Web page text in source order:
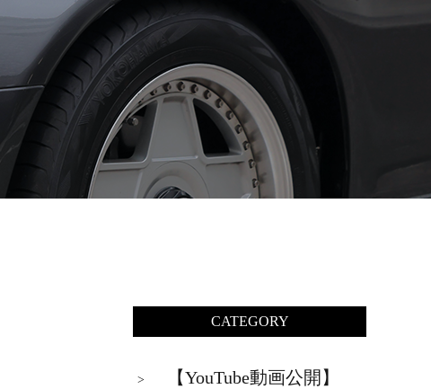
CATEGORY
> 【YouTube動画公開】